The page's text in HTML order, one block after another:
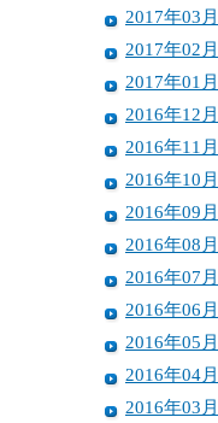
2017年03月
2017年02月
2017年01月
2016年12月
2016年11月
2016年10月
2016年09月
2016年08月
2016年07月
2016年06月
2016年05月
2016年04月
2016年03月